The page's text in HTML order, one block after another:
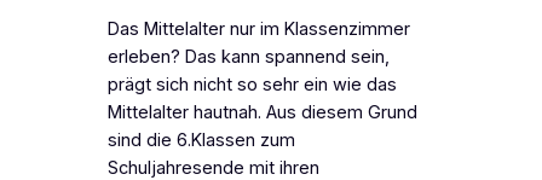
Das Mittelalter nur im Klassenzimmer
erleben? Das kann spannend sein,
prägt sich nicht so sehr ein wie das
Mittelalter hautnah. Aus diesem Grund
sind die 6.Klassen zum
Schuljahresende mit ihren